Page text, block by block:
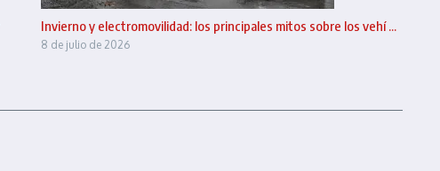
Invierno y electromovilidad: los principales mitos sobre los vehí ...
8 de julio de 2026